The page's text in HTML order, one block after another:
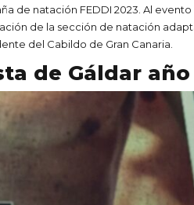
de natación FEDDI 2023. Al
de la sección de natación
del Cabildo de Gran Canaria.
de Gáldar año